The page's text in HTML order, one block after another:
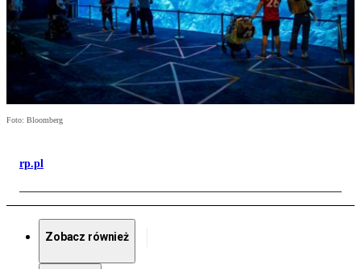
Foto: Bloomberg
rp.pl
Zobacz również